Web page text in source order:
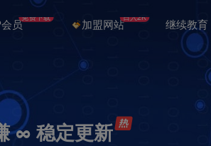
员免费下载 加盟网站日入2K 继续教育
∞ 稳定更新